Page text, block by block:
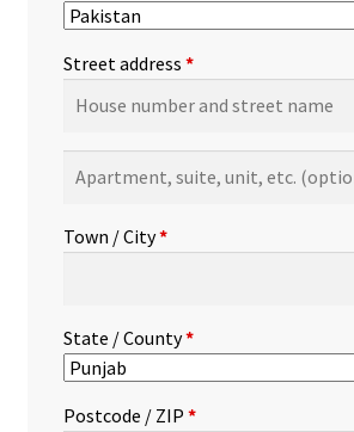
Street address *
suite,
etc.(optional)
Town / City*
State / County*
Postcode / ZIP *